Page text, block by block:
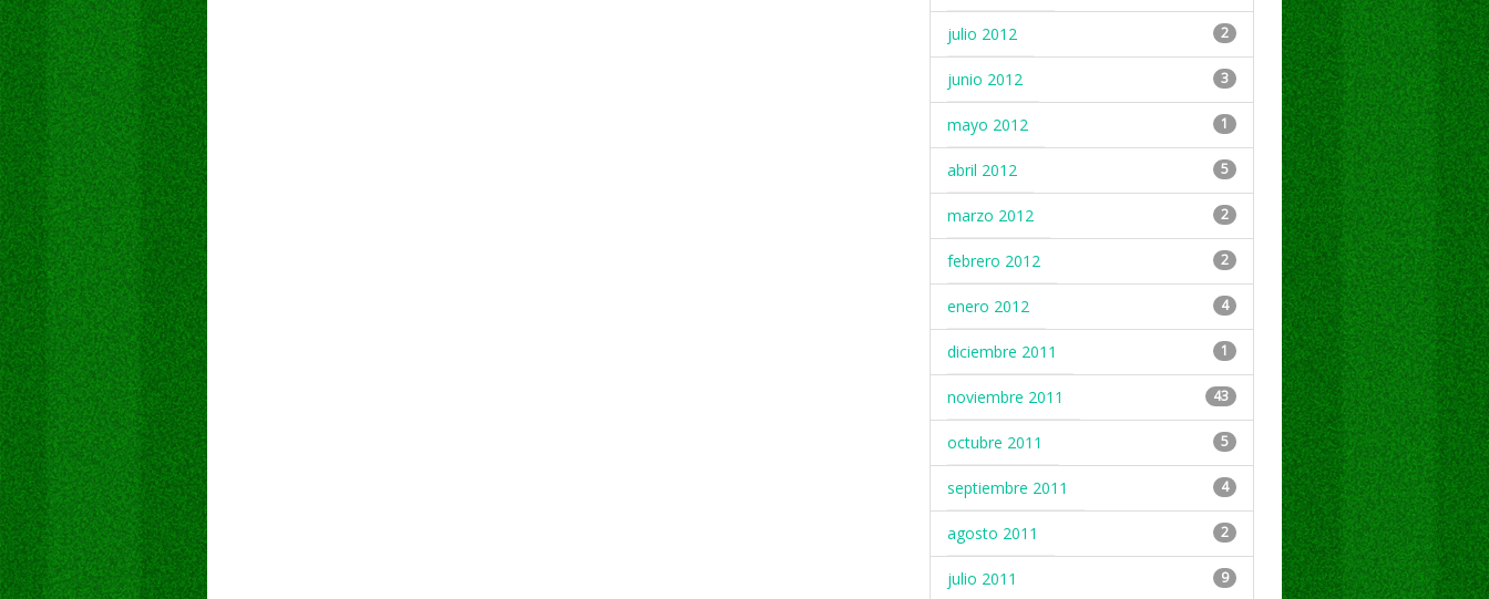
julio 2012 2
junio 2012 3
mayo 2012 1
abril 2012 5
marzo 2012 2
febrero 2012 2
enero 2012 4
diciembre 2011 1
noviembre 2011 43
octubre 2011 5
septiembre 2011 4
agosto 2011 2
julio 2011 9